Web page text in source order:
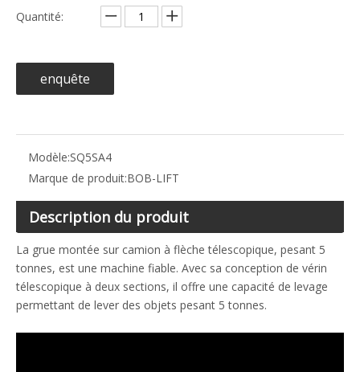
Quantité:
enquête
Modèle:SQ5SA4
Marque de produit:BOB-LIFT
Description du produit
La grue montée sur camion à flèche télescopique, pesant 5
tonnes, est une machine fiable. Avec sa conception de vérin
télescopique à deux sections, il offre une capacité de levage
permettant de lever des objets pesant 5 tonnes.